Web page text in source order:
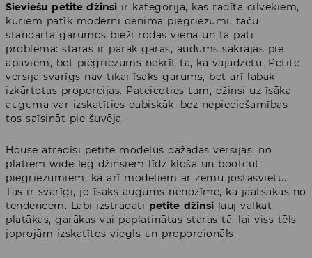
Sieviešu petite džinsi ir kategorija, kas radīta cilvēkiem,
kuriem patīk moderni denima piegriezumi, taču
standarta garumos bieži rodas viena un tā pati
problēma: staras ir pārāk garas, audums sakrājas pie
apaviem, bet piegriezums nekrīt tā, kā vajadzētu. Petite
versijā svarīgs nav tikai īsāks garums, bet arī labāk
izkārtotas proporcijas. Pateicoties tam, džinsi uz īsāka
auguma var izskatīties dabiskāk, bez nepieciešamības
tos saīsināt pie šuvēja.
House atradīsi petite modeļus dažādās versijās: no
platiem wide leg džinsiem līdz kļoša un bootcut
piegriezumiem, kā arī modeļiem ar zemu jostasvietu.
Tas ir svarīgi, jo īsāks augums nenozīmē, ka jāatsakās no
tendencēm. Labi izstrādāti petite džinsi ļauj valkāt
platākas, garākas vai paplatinātas staras tā, lai viss tēls
joprojām izskatītos viegls un proporcionāls.